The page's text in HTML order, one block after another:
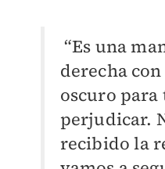
“Es una
derecha
oscuro
perjudicar.
recibido la